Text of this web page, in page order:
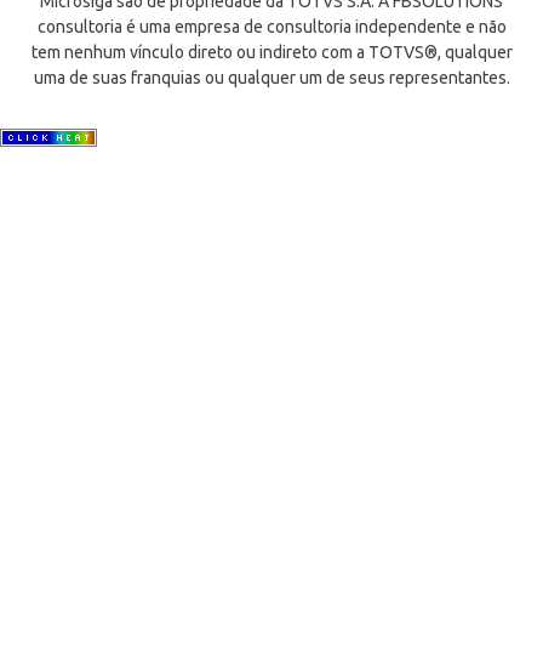
consultoria é uma empresa de consultoria independente e não
tem nenhum vínculo direto ou indireto com a TOTVS®, qualquer
uma de suas franquias ou qualquer um de seus representantes.